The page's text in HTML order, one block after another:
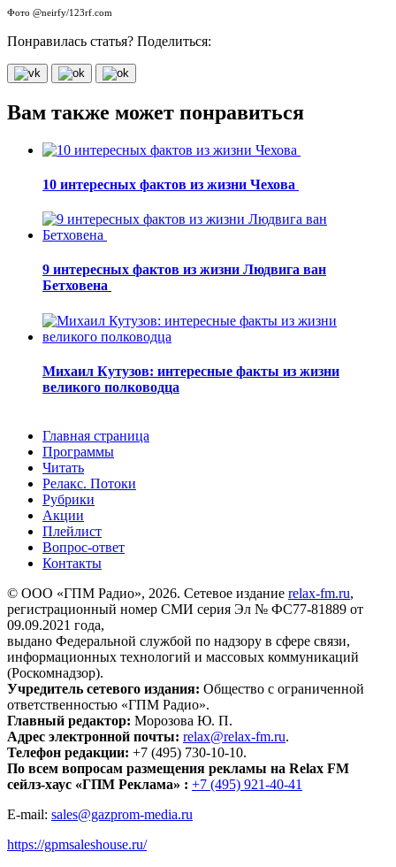
Фото @neirfy/123rf.com
Понравилась статья? Поделиться:
Вам также может понравиться
10 интересных фактов из жизни Чехова
9 интересных фактов из жизни Людвига ван
Бетховена
Михаил Кутузов: интересные факты из жизни
великого полководца
Главная страница
Программы
Читать
Релакс. Потоки
Рубрики
Акции
Плейлист
Вопрос-ответ
Контакты
© ООО «ГПМ Радио», 2026. Сетевое издание relax-fm.ru,
регистрационный номер СМИ серия Эл № ФС77-81889 от
09.09.2021 года,
выдано Федеральной службой по надзору в сфере связи,
информационных технологий и массовых коммуникаций
(Роскомнадзор).
Учредитель сетевого издания: Общество с ограниченной
ответственностью «ГПМ Радио».
Главный редактор: Морозова Ю. П.
Адрес электронной почты: relax@relax-fm.ru.
Телефон редакции: +7 (495) 730-10-10.
По всем вопросам размещения рекламы на Relax FM
сейлз-хаус «ГПМ Реклама» : +7 (495) 921-40-41
E-mail: sales@gazprom-media.ru
https://gpmsaleshouse.ru/